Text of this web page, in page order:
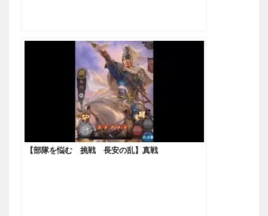
【部隊を悩む 挑戦 長安の乱】真戦